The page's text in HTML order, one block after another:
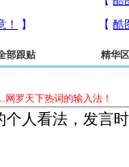
部跟贴 精华区
罗天下热词的输入法！